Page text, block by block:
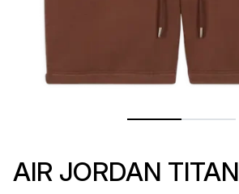
AIR JORDAN TITAN